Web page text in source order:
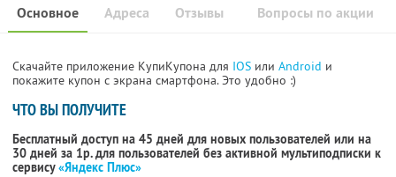
Основное Отзывы Вопросы по акции
Адреса
Скачайте приложение КупиКупона для IOS или Android и
покажите купон с экрана смартфона. Это удобно :)
ЧТО ВЫ ПОЛУЧИТЕ
Бесплатный доступ на 45 дней для новых пользователей или на
30 дней за 1р. для пользователей без активной мультиподписки к
сервису«Яндекс Плюс»